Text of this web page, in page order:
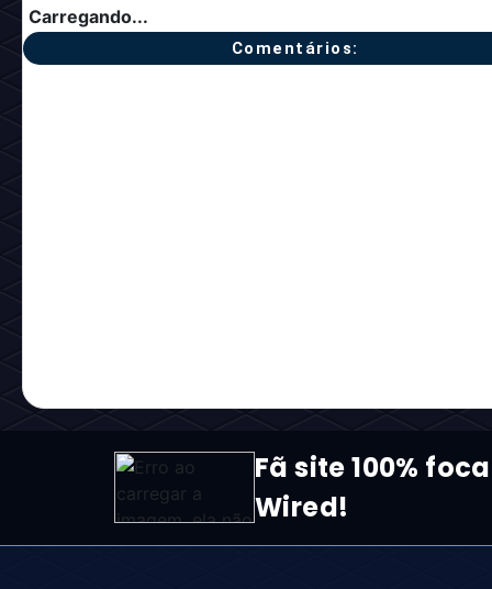
Carregando...
Comentários:
Fã site 100%
Wired!